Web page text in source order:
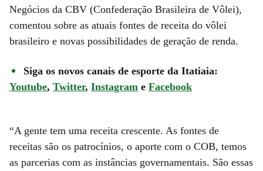
Negócios da CBV (Confederação Brasileira de Vôlei),
comentou sobre as atuais fontes de receita do vôlei
brasileiro e novas possibilidades de geração de renda.
Siga os novos canais de esporte da Itatiaia:
Youtube, Twitter, Instagram e Facebook
“A gente tem uma receita crescente. As fontes de
receitas são os patrocínios, o aporte com o COB, temos
as parcerias com as instâncias governamentais. São essas